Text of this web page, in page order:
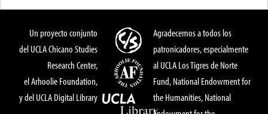
Un proyecto conjunto
del UCLA Chicano Studies
Research Center,
el Arhoolie Foundation,
y del UCLA Digital Library
Agradecemos a todos los
patronicadores, especialmente
al UCLA Los Tigres de Norte
Fund, National Endowment for
the Humanities, National